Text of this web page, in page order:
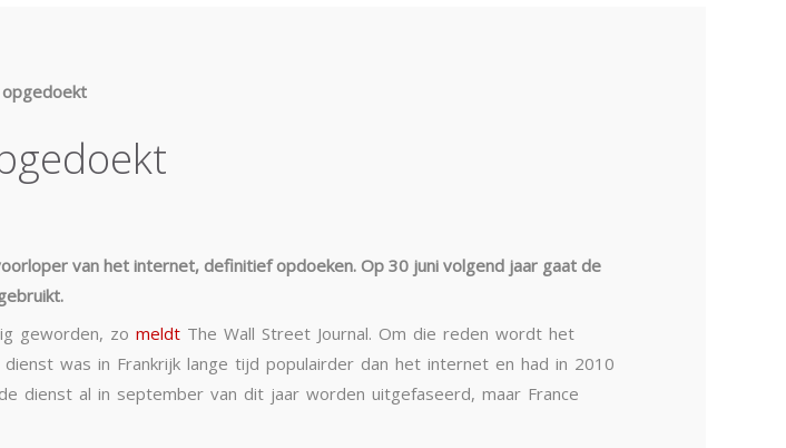
van het internet, definitief opdoeken. Op 30 juni volgend jaar gaat de
geworden, zo meldt The Wall Street Journal. Om die reden wordt het
was in Frankrijk lange tijd populairder dan het internet en had in 2010
dienst al in september van dit jaar worden uitgefaseerd, maar France